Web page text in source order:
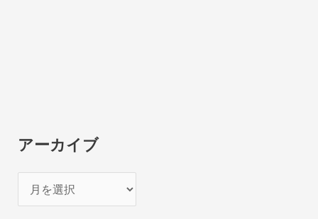
アーカイブ
ー